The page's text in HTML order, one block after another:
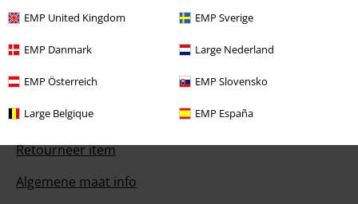
EMP United Kingdom EMP Sverige
EMP Danmark Large Nederland
EMP Österreich EMP Slovensko
Large Belgique EMP España
Service, catalogus, prijsvragen etc.
Veelgestelde vragen
Retourvoorwaarden
Retourneer item
Algemene maat info